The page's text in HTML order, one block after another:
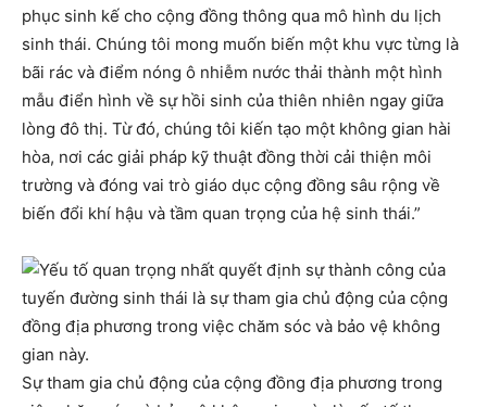
phục sinh kế cho cộng đồng thông qua mô hình du lịch
sinh thái. Chúng tôi mong muốn biến một khu vực từng là
bãi rác và điểm nóng ô nhiễm nước thải thành một hình
mẫu điển hình về sự hồi sinh của thiên nhiên ngay giữa
lòng đô thị. Từ đó, chúng tôi kiến tạo một không gian hài
hòa, nơi các giải pháp kỹ thuật đồng thời cải thiện môi
trường và đóng vai trò giáo dục cộng đồng sâu rộng về
biến đổi khí hậu và tầm quan trọng của hệ sinh thái.”
Sự tham gia chủ động của cộng đồng địa phương trong